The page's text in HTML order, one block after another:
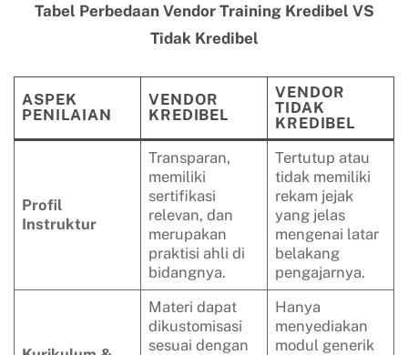
Tabel Perbedaan Vendor Training Kredibel VS
Tidak Kredibel
ASPEK
PENILAIAN
VENDOR
KREDIBEL
VENDOR
TIDAK
KREDIBEL
Profil
Instruktur
Transparan,
memiliki
sertifikasi
relevan, dan
merupakan
praktisi ahli di
bidangnya.
Tertutup atau
tidak memiliki
rekam jejak
yang jelas
mengenai latar
belakang
pengajarnya.
Materi dapat
dikustomisasi
sesuai dengan
Hanya
menyediakan
modul generik